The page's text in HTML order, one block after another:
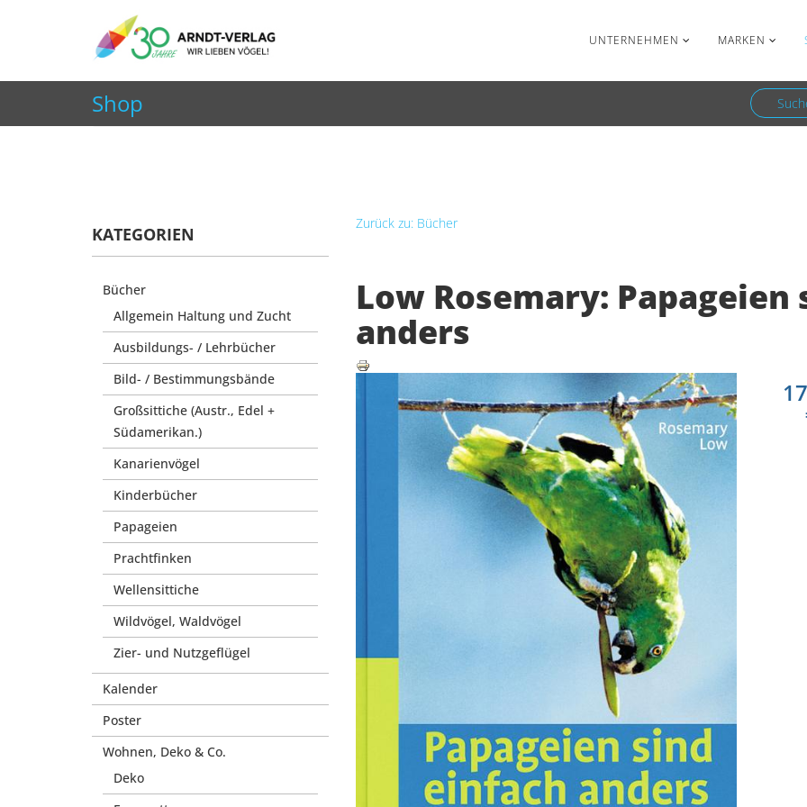
+49 7252 9707310
UNTERNEHMEN
MARKEN
Shop
Aktuelle Seite:
KATEGORIEN
Bücher
Allgemein Haltung und Zucht
Ausbildungs- / Lehrbücher
Bild- / Bestimmungsbände
Großsittiche (Austr., Edel +
Südamerikan.)
Kanarienvögel
Kinderbücher
Papageien
Prachtfinken
Wellensittiche
Wildvögel, Waldvögel
Zier- und Nutzgeflügel
Kalender
Poster
Wohnen, Deko & Co.
Deko
Zurück zu: Bücher
Low Rosemary:
anders